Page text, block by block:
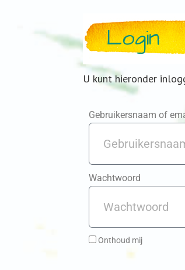
Login
U kunt hieronder
Gebruikersnaam of
Wachtwoord
Onthoud mij